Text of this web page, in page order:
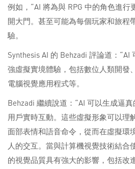
例如，“AI 將為與 RPG 中的角色進
開大門。甚至可能為每個玩家和旅程
驗。
Synthesis AI 的 Behzadi 評論道：
強虛擬實境體驗，包括數位人類開發
電腦視覺應用程式等。
Behzadi 繼續說道：“AI 可以生成逼
用戶實時互動。這些虛擬形象可以理
面部表情和語音命令，從而在虛擬環
人的交互。當與計算機視覺技術結合
的視覺品質具有強大的影響，包括改